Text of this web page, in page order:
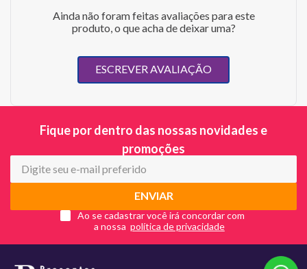
Ainda não foram feitas avaliações para este
produto, o que acha de deixar uma?
ESCREVER AVALIAÇÃO
Fique por dentro das nossas novidades e
promoções
ENVIAR
Ao se cadastrar você irá concordar com
a nossa